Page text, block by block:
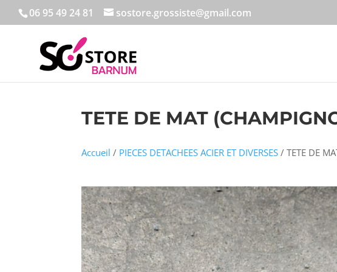
06 95 49 24 81 sostore.grossiste@gmail.com
TETE DE MAT
Accueil / PIECES DETACHEES ACIER ET DIVERSES / TETE DE